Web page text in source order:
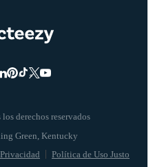
derechos reservados
Política de Uso Justo